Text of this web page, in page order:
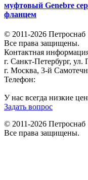
муфтовый Genebre
фланцем
© 2011-2026 Петроснаб
Все права защищены.
Контактная
г. Санкт-Петербург, ул.
г. Москва, 3-й
Телефон:
У нас всегда низкие
Задать вопрос
© 2011-2026 Петроснаб
Все права защищены.